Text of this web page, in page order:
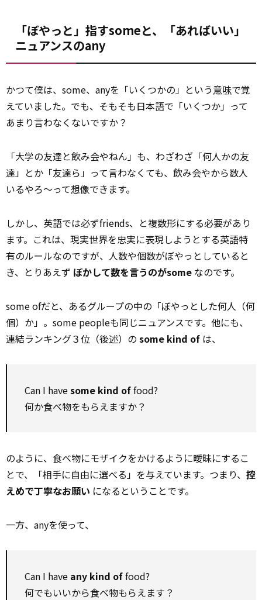
「ぼやっと」指すsomeと、「あればいい」
ニュアンスのany
かつて僕は、some、anyを「いくつかの」という意味で覚
えていました。でも、そもそも日本語で「いくつか」って
あまり言わなくないですか？
「大学の友達と飲み会やねん」も、わざわざ「何人かの友
達」とか「友達ら」って言わなくても、飲み会やから数人
いるやろ～って想像できます。
しかし、英語では必ずfriends、と複数形にする必要があり
ます。これは、現実世界を忠実に表現しようとする英語特
有のルールなのですが、人数や個数がぼやっとしていると
き、とりあえず ぼかして数を言うのがsome なのです。
some ofだと、あるグループの中の「ぼやっとした何人（何
個）か」。some peopleも同じニュアンスです。他にも、
連結ランキング３位（後述）の some kind of は、
Can I havesome kind offood?
何か食べ物をもらえますか？
のように、食べ物にモザイクをかけるように曖昧にするこ
とで、「相手に自由に選べる」を与えています。つまり、 控
えめで丁寧なお願い になるということです。
一方、anyを使って、
Can I have any kind offood?
何でもいいから食べ物もらえます？